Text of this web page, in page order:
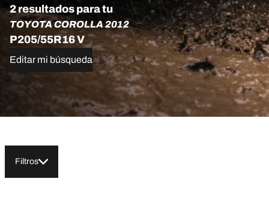
2 resultados para tu
TOYOTA COROLLA 2012
P205/55R16 V
Editar mi búsqueda
Filtros